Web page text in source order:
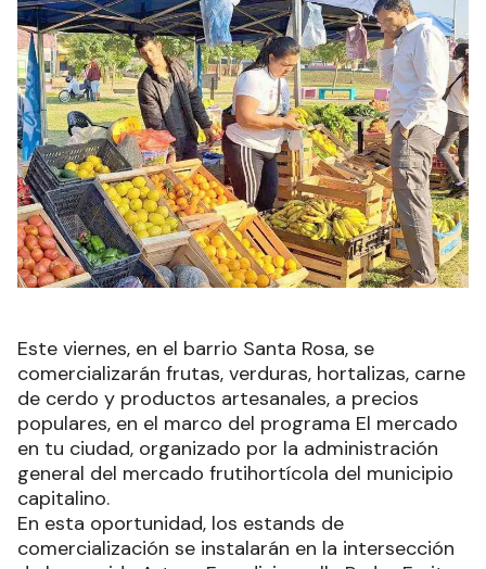
Este viernes, en el barrio Santa Rosa, se
comercializarán frutas, verduras, hortalizas, carne
de cerdo y productos artesanales, a precios
populares, en el marco del programa El mercado
en tu ciudad, organizado por la administración
general del mercado frutihortícola del municipio
capitalino.
En esta oportunidad, los estands de
comercialización se instalarán en la intersección